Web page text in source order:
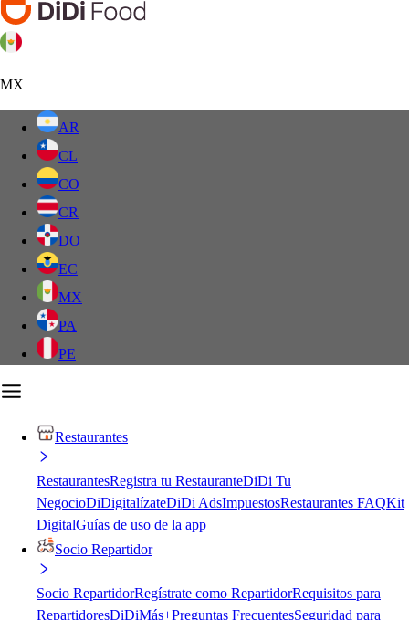
MX
AR
CL
CO
CR
DO
EC
MX
PA
PE
Restaurantes
RestaurantesRegistra tu RestauranteDiDi Tu
NegocioDiDigitalízateDiDi AdsImpuestosRestaurantes FAQKit
DigitalGuías de uso de la app
Socio Repartidor
Socio RepartidorRegístrate como RepartidorRequisitos para
RepartidoresDiDiMás+Preguntas FrecuentesSeguridad para